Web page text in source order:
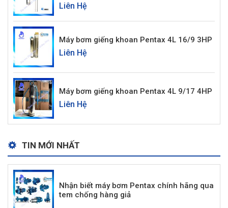
Liên Hệ
Máy bơm giếng khoan Pentax 4L 16/9 3HP
Liên Hệ
Máy bơm giếng khoan Pentax 4L 9/17 4HP
Liên Hệ
TIN MỚI NHẤT
Nhận biết máy bơm Pentax chính hãng qua
tem chống hàng giả